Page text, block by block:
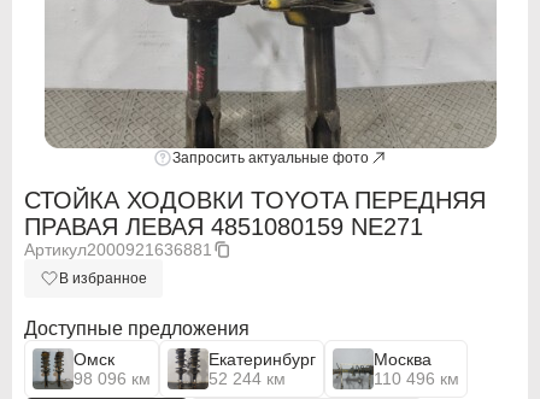
Запросить актуальные фото
СТОЙКА ХОДОВКИ TOYOTA ПЕРЕДНЯЯ
ПРАВАЯ ЛЕВАЯ 4851080159 NE271
Артикул2000921636881
В избранное
Доступные предложения
Омск
98 096 км
Екатеринбург
52 244 км
Москва
110 496 км